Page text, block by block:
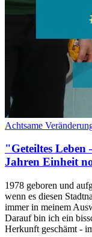
Achtsame
"Geteiltes Leben
Jahren Einheit
1978 geboren und
wenn es diesen
immer in meinem
Darauf bin ich ein
Herkunft geschämt -